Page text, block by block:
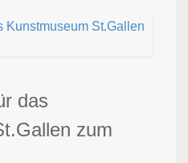
das
zum